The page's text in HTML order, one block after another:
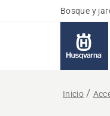
Bosque y
Inicio